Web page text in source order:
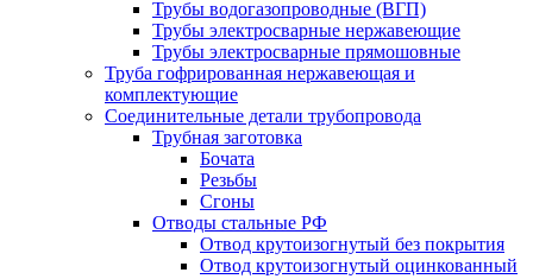
Трубы водогазопроводные (ВГП)
Трубы электросварные нержавеющие
Трубы электросварные прямошовные
Труба гофрированная нержавеющая и
комплектующие
Соединительные детали трубопровода
Трубная заготовка
Бочата
Резьбы
Сгоны
Отводы стальные РФ
Отвод крутоизогнутый без покрытия
Отвод крутоизогнутый оцинкованный